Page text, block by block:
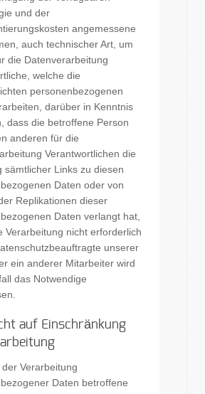
und der
angemessene
auch technischer Art, um
die Datenverarbeitung
welche die
personenbezogenen
darüber in Kenntnis
dass die betroffene Person
anderen für die
Verantwortlichen die
sämtlicher Links zu diesen
Daten oder von
Replikationen dieser
Daten verlangt hat,
Verarbeitung nicht erforderlich
unserer
ein anderer Mitarbeiter wird
das Notwendige
auf Einschränkung
Verarbeitung
Daten betroffene